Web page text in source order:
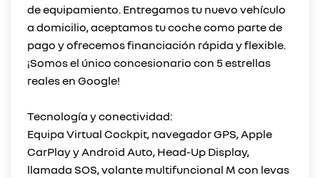
de equipamiento. Entregamos tu nuevo vehículo
a domicilio, aceptamos tu coche como parte de
pago y ofrecemos financiación rápida y flexible.
¡Somos el único concesionario con 5 estrellas
reales en Google!
Tecnología y conectividad:
Equipa Virtual Cockpit, navegador GPS, Apple
CarPlay y Android Auto, Head-Up Display,
llamada SOS, volante multifuncional M con levas